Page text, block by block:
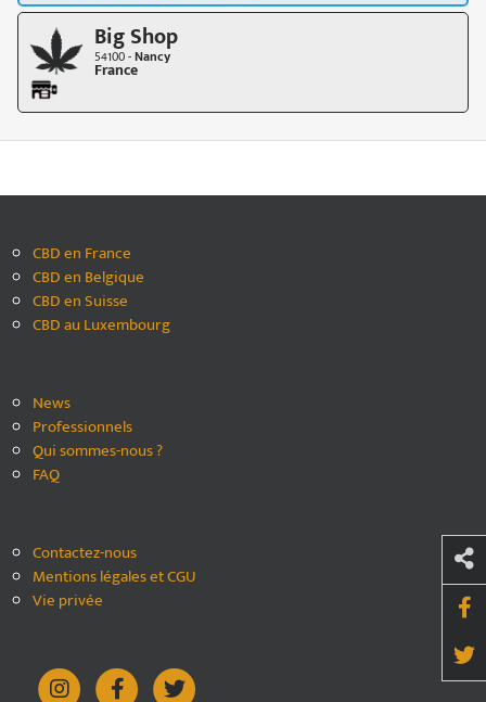
Big Shop
54100 -Nancy
France
CBD en France
CBD en Belgique
CBD en Suisse
CBD au Luxembourg
News
Professionnels
Qui sommes-nous ?
FAQ
Contactez-nous
Mentions légales et CGU
Vie privée